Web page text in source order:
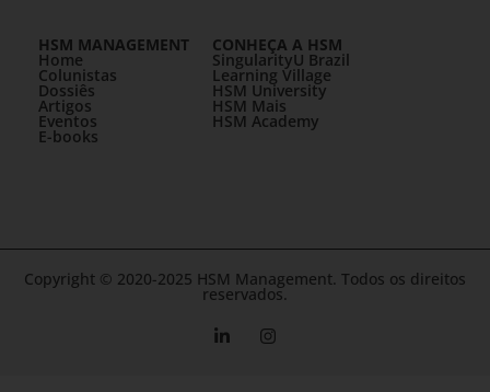
HSM MANAGEMENT
Home
Colunistas
Dossiês
Artigos
Eventos
E-books
CONHEÇA A HSM
SingularityU Brazil
Learning Village
HSM University
HSM Mais
HSM Academy
Copyright © 2020-2025 HSM Management. Todos os direitos
reservados.